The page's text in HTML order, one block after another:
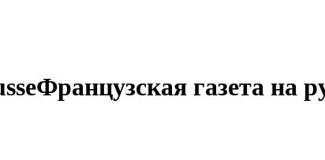
Французская газета на